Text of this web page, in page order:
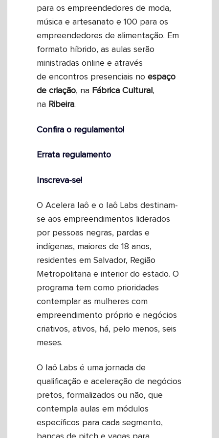
para os empreendedores de moda,
música e artesanato e 100 para os
empreendedores de alimentação. Em
formato híbrido, as aulas serão
ministradas online e através
de encontros presenciais no espaço
de criação, na Fábrica Cultural ,
na Ribeira.
Confira o regulamento!
Errata regulamento
Inscreva-se!
O Acelera Iaô e o Iaô Labs destinam-
se aos empreendimentos liderados
por pessoas negras, pardas e
indígenas, maiores de 18 anos,
residentes em Salvador, Região
Metropolitana e interior do estado. O
programa tem como prioridades
contemplar as mulheres com
empreendimento próprio e negócios
criativos, ativos, há, pelo menos, seis
meses.
O Iaô Labs é uma jornada de
qualificação e aceleração de negócios
pretos, formalizados ou não, que
contempla aulas em módulos
específicos para cada segmento,